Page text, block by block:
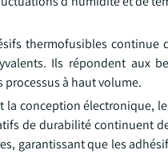
thermofusibles
Ils répondent aux
à haut volume.
la conception électronique,
de durabilité continuent
garantissant que les